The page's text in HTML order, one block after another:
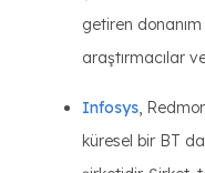
getiren
araştırmacılar
Infosys,
küresel bir BT